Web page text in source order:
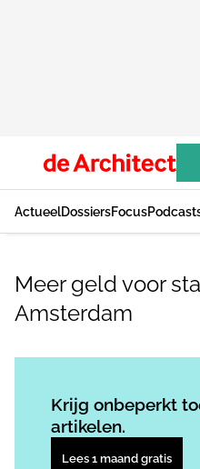
ActueelDossiersFocus
Meer geld voor
Amsterdam
Krijg onbeperkt
artikelen.
Lees 1 maand gratis